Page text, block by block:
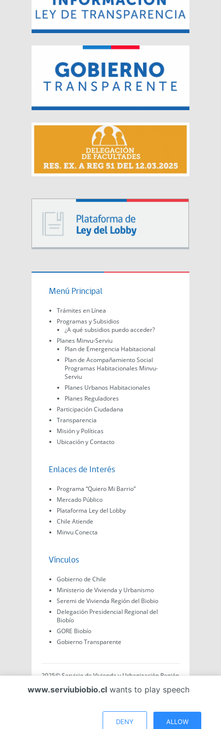
Menú Principal
Trámites en Línea
Programas y Subsidios
¿A qué subsidios puedo acceder?
Planes Minvu-Serviu
Plan de Emergencia Habitacional
Plan de Acompañamiento Social
Programas Habitacionales Minvu-
Serviu
Planes Urbanos Habitacionales
Planes Reguladores
Participación Ciudadana
Transparencia
Misión y Políticas
Ubicación y Contacto
Enlaces de Interés
Programa “Quiero Mi Barrio”
Mercado Público
Plataforma Ley del Lobby
Chile Atiende
Minvu Conecta
Vínculos
Gobierno de Chile
Ministerio de Vivienda y Urbanismo
Seremi de Vivienda Región del Biobio
Delegación Presidencial Regional del
Biobío
GORE Biobío
Gobierno Transparente
2025© Servicio de Vivienda y Urbanización Región
Región del Biobío, Chile. Todo el contenido de este
www.serviubiobio.cl wants to play speech
DENY ALLOW